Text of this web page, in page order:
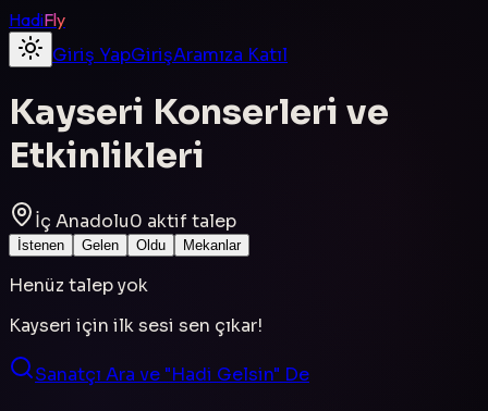
HadiFly
Giriş YapGirişAramıza Katıl
Kayseri Konserleri ve
Etkinlikleri
İç Anadolu0 aktif talep
İstenen Gelen Oldu Mekanlar
Henüz talep yok
Kayseri için ilk sesi sen çıkar!
Sanatçı Ara ve "Hadi Gelsin" De